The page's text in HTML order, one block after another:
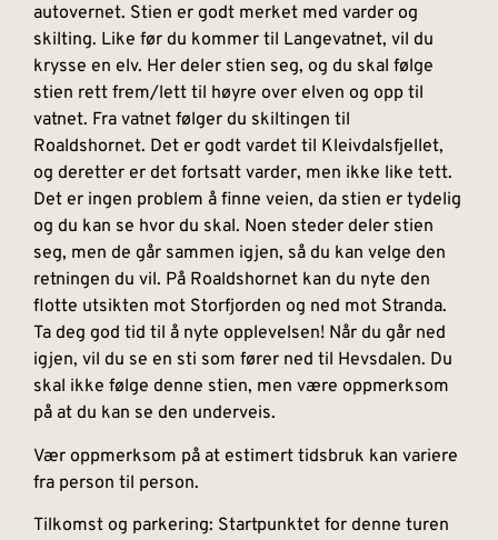
autovernet. Stien er godt merket med varder og
skilting. Like før du kommer til Langevatnet, vil du
krysse en elv. Her deler stien seg, og du skal følge
stien rett frem/lett til høyre over elven og opp til
vatnet. Fra vatnet følger du skiltingen til
Roaldshornet. Det er godt vardet til Kleivdalsfjellet,
og deretter er det fortsatt varder, men ikke like tett.
Det er ingen problem å finne veien, da stien er tydelig
og du kan se hvor du skal. Noen steder deler stien
seg, men de går sammen igjen, så du kan velge den
retningen du vil. På Roaldshornet kan du nyte den
flotte utsikten mot Storfjorden og ned mot Stranda.
Ta deg god tid til å nyte opplevelsen! Når du går ned
igjen, vil du se en sti som fører ned til Hevsdalen. Du
skal ikke følge denne stien, men være oppmerksom
på at du kan se den underveis.
Vær oppmerksom på at estimert tidsbruk kan variere
fra person til person.
Tilkomst og parkering: Startpunktet for denne turen